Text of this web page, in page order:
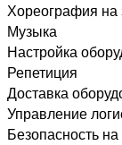
Хореография на
Музыка
Настройка
Репетиция
Доставка
Управление
Безопасность